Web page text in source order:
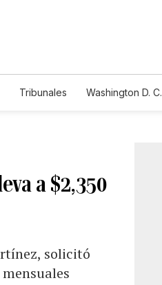
Tribunales Washington D. C.
a $2,350
solicitó